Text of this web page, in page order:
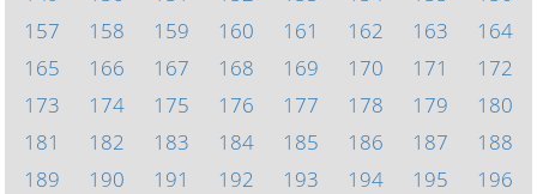
157
158 159 160 161 162 163
164
165
166 167 168 169 170 171
172
173
174 175 176 177 178 179
180
181
182 183 184 185 186 187
188
189
190 191 192 193 194 195
196